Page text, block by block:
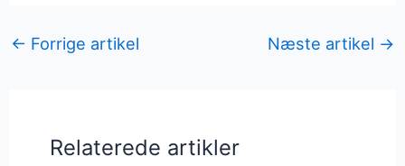
← Forrige artikel Næste artikel →
Relaterede artikler